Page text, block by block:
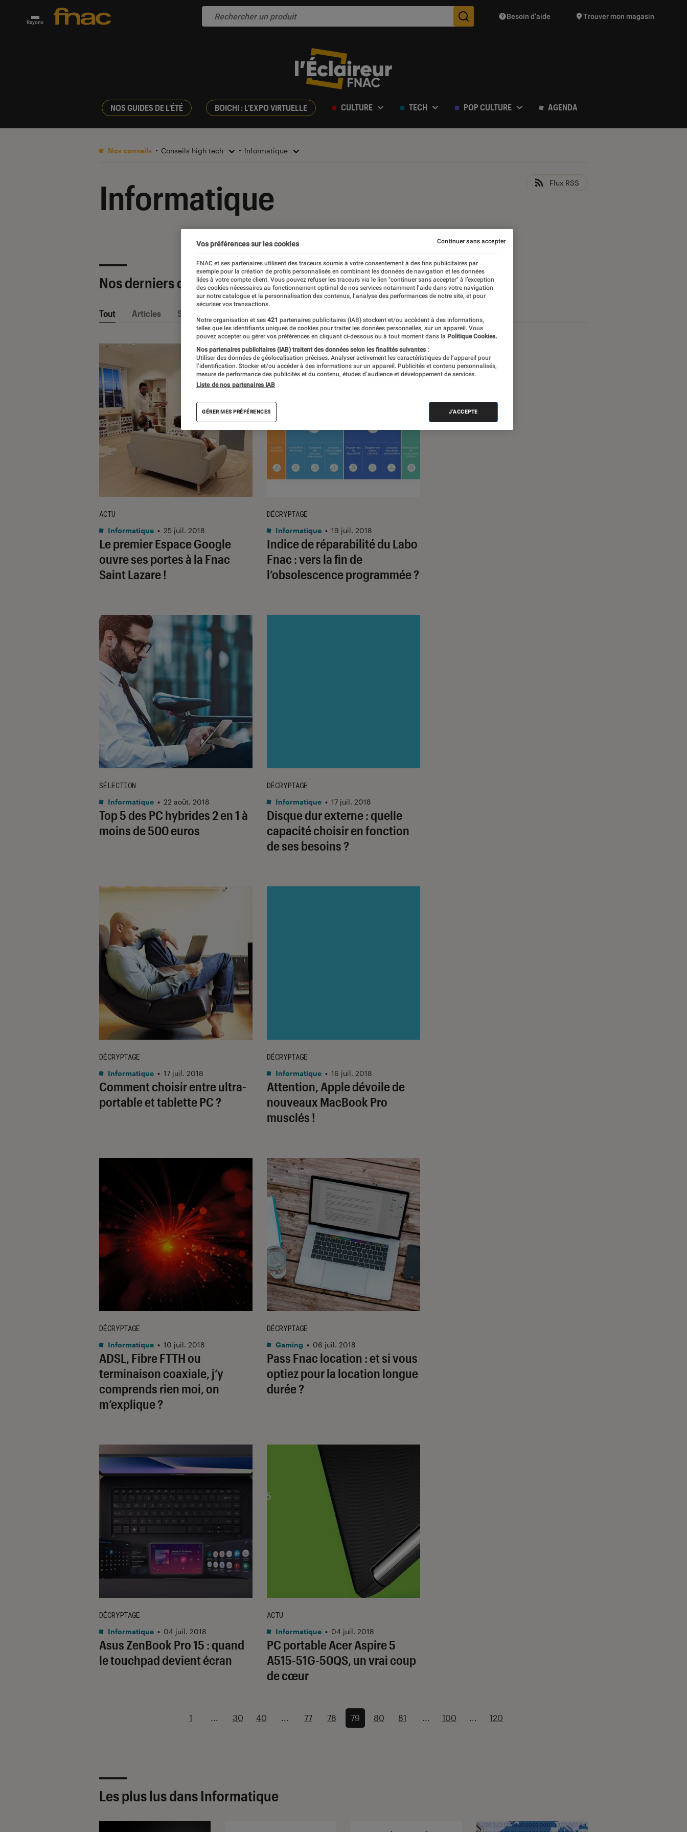
Rayons Des suggestions de produits vont vous être proposées
Besoin d’aide Trouver mon magasin
NOS GUIDES DE L'ÉTÉ BOICHI : L'EXPO VIRTUELLE CULTURE TECH POP CULTURE AGENDA
Nos conseils Conseils high tech Informatique
Informatique Flux RSS
Nos derniers contenus
Tout Articles Sélections et guides
Le premier Espace Google
ouvre ses portes à la Fnac
Saint Lazare !
ACTU
Informatique • 25 juil. 2018
Indice de réparabilité du Labo
Fnac : vers la fin de
l’obsolescence programmée ?
DÉCRYPTAGE
Informatique • 19 juil. 2018
Top 5 des PC hybrides 2 en 1 à
moins de 500 euros
SÉLECTION
Informatique • 22 août. 2018
Disque dur externe : quelle
capacité choisir en fonction
de ses besoins ?
DÉCRYPTAGE
Informatique • 17 juil. 2018
Comment choisir entre ultra-
portable et tablette PC ?
DÉCRYPTAGE
Informatique • 17 juil. 2018
Attention, Apple dévoile de
nouveaux MacBook Pro
musclés !
DÉCRYPTAGE
Informatique • 16 juil. 2018
ADSL, Fibre FTTH ou
terminaison coaxiale, j’y
comprends rien moi, on
m’explique ?
DÉCRYPTAGE
Informatique • 10 juil. 2018
Pass Fnac location : et si vous
optiez pour la location longue
durée ?
DÉCRYPTAGE
Gaming • 06 juil. 2018
Asus ZenBook Pro 15 : quand
le touchpad devient écran
DÉCRYPTAGE
Informatique • 04 juil. 2018
PC portable Acer Aspire 5
A515-51G-50QS, un vrai coup
de cœur
ACTU
Informatique • 04 juil. 2018
1 ... 30 40 ... 77 78 79 80 81 ... 100 ... 120
Les plus lus dans Informatique
Vos préférences sur les cookies
FNAC et ses partenaires utilisent des traceurs soumis à votre consentement à des fins publicitaires par
exemple pour la création de profils personnalisés en combinant les données de navigation et les données
liées à votre compte client. Vous pouvez refuser les traceurs via le lien "continuer sans accepter" à l’exception
des cookies nécessaires au fonctionnement optimal de nos services notamment l’aide dans votre navigation
sur notre catalogue et la personnalisation des contenus, l’analyse des performances de notre site, et pour
sécuriser vos transactions.
Notre organisation et ses 421 partenaires publicitaires (IAB) stockent et/ou accèdent à des informations,
telles que les identifiants uniques de cookies pour traiter les données personnelles, sur un appareil. Vous
pouvez accepter ou gérer vos préférences en cliquant ci-dessous ou à tout moment dans la Politique Cookies.
Nos partenaires publicitaires (IAB) traitent des données selon les finalités suivantes :
Utiliser des données de géolocalisation précises. Analyser activement les caractéristiques de l’appareil pour
l’identification. Stocker et/ou accéder à des informations sur un appareil. Publicités et contenu personnalisés,
mesure de performance des publicités et du contenu, études d’audience et développement de services.
Liste de nos partenaires IAB
GÉRER MES PRÉFÉRENCES J'ACCEPTE
Continuer sans accepter